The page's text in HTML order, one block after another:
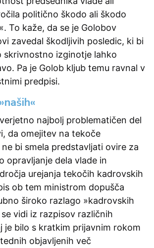
politično škodo ali škodo
To kaže, da se je Golobov
zavedal škodljivih posledic, ki bi
skrivnostno izginotje lahko
Pa je Golob kljub temu ravnal v
predpisi.
najbolj problematičen del
da omejitev na tekoče
bi smela predstavljati ovire za
opravljanje dela vlade in
urejanja tekočih kadrovskih
ob tem ministrom dopušča
široko razlago »kadrovskih
vidi iz razpisov različnih
je bilo s kratkim prijavnim rokom
objavljenih več